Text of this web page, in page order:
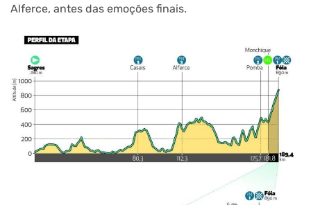
Alferce, antes das emoções finais.